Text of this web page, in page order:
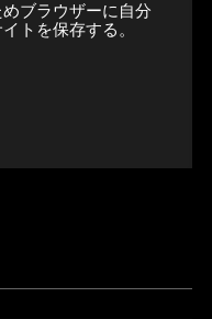
ブラウザーに自分
トを保存する。